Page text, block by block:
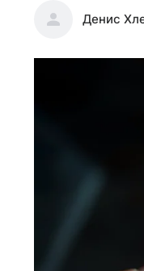
Денис